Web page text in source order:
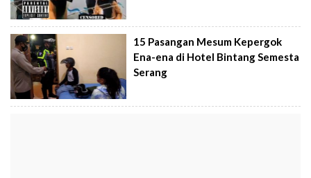
15 Pasangan Mesum Kepergok
Ena-ena di Hotel Bintang Semesta
Serang